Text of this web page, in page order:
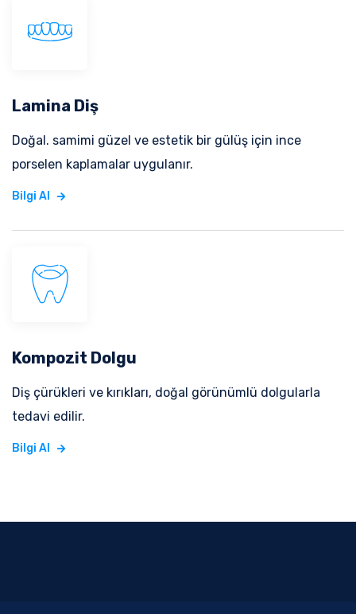
Lamina Diş
Doğal. samimi güzel ve estetik bir gülüş için ince
porselen kaplamalar uygulanır.
Bilgi Al
Kompozit Dolgu
Diş çürükleri ve kırıkları, doğal görünümlü dolgularla
tedavi edilir.
Bilgi Al